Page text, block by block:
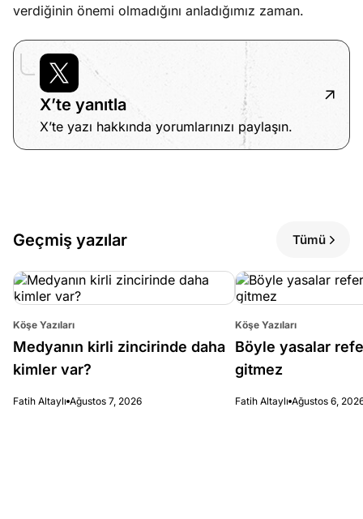
verdiğinin önemi olmadığını anladığımız zaman.
X’te yanıtla
X’te yazı hakkında yorumlarınızı paylaşın.
Geçmiş yazılar Tümü
Köşe Yazıları
Medyanın kirli zincirinde daha
kimler var?
Fatih Altaylı Ağustos 7, 2026
Köşe Yazıları
Böyle yasalar
gitmez
Fatih Altaylı Ağustos 6,